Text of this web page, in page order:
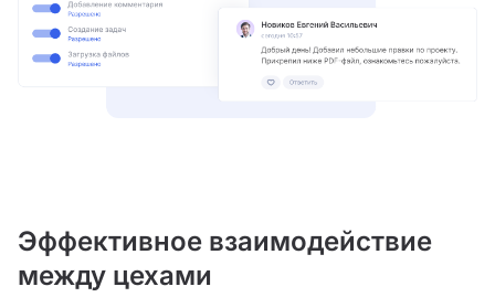
Эффективное взаимодействие
между цехами